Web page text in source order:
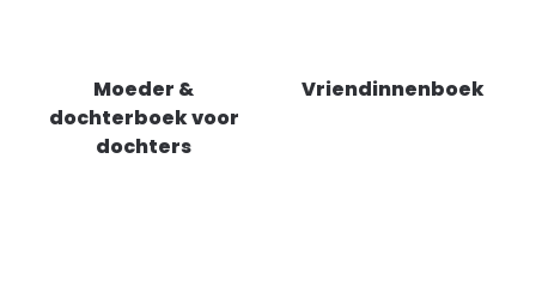
Moeder &
dochterboek voor
dochters
Vriendinnenboek